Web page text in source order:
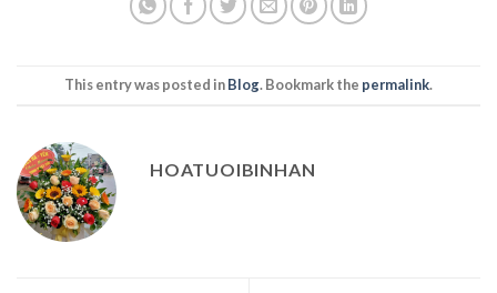
This entry was posted inBlog. Bookmark the permalink.
HOATUOIBINHAN